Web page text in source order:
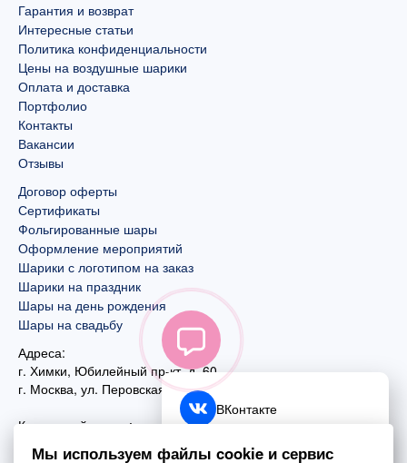
Гарантия и возврат
Интересные статьи
Политика конфиденциальности
Цены на воздушные шарики
Оплата и доставка
Портфолио
Контакты
Вакансии
Отзывы
Договор оферты
Сертификаты
Фольгированные шары
Оформление мероприятий
Шарики с логотипом на заказ
Шарики на праздник
Шары на день рождения
Шары на свадьбу
Адреса:
г. Химки, Юбилейный пр-кт, д. 60
г. Москва, ул. Перовская, д. 59
Контактный номер:
ВКонтакте
Telegram
Мы используем файлы cookie и сервис